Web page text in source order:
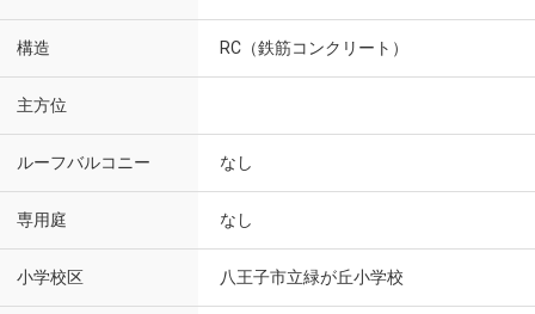
構造 RC（鉄筋コンクリート）
主方位
ルーフバルコニー なし
専用庭 なし
小学校区 八王子市立緑が丘小学校